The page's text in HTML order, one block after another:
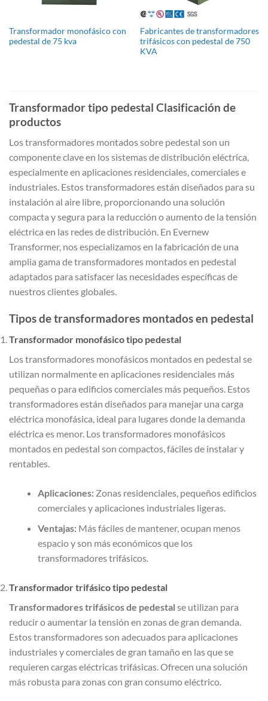
Transformador monofásico con
pedestal de 75 kva
Fabricantes de transformadores
trifásicos con pedestal de 750
KVA
Transformador tipo pedestal Clasificación de
productos
Los transformadores montados sobre pedestal son un
componente clave en los sistemas de distribución eléctrica,
especialmente en aplicaciones residenciales, comerciales e
industriales. Estos transformadores están diseñados para su
instalación al aire libre, proporcionando una solución
compacta y segura para la reducción o aumento de la tensión
eléctrica en las redes de distribución. En Evernew
Transformer, nos especializamos en la fabricación de una
amplia gama de transformadores montados en pedestal
adaptados para satisfacer las necesidades específicas de
nuestros clientes globales.
Tipos de transformadores montados en pedestal
Transformador monofásico tipo pedestal
Los transformadores monofásicos montados en pedestal se
utilizan normalmente en aplicaciones residenciales más
pequeñas o para edificios comerciales más pequeños. Estos
transformadores están diseñados para manejar una carga
eléctrica monofásica, ideal para lugares donde la demanda
eléctrica es menor. Los transformadores monofásicos
montados en pedestal son compactos, fáciles de instalar y
rentables.
Aplicaciones: Zonas residenciales, pequeños edificios
comerciales y aplicaciones industriales ligeras.
Ventajas: Más fáciles de mantener, ocupan menos
espacio y son más económicos que los
transformadores trifásicos.
Transformador trifásico tipo pedestal
Transformadores trifásicos de pedestal se utilizan para
reducir o aumentar la tensión en zonas de gran demanda.
Estos transformadores son adecuados para aplicaciones
industriales y comerciales de gran tamaño en las que se
requieren cargas eléctricas trifásicas. Ofrecen una solución
más robusta para zonas con gran consumo eléctrico.